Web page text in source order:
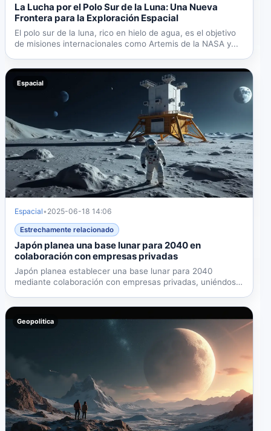
La Lucha por el Polo Sur de la Luna: Una Nueva
Frontera para la Exploración Espacial
El polo sur de la luna, rico en hielo de agua, es el objetivo
de misiones internacionales como Artemis de la NASA y...
Espacial
Espacial• 2025-06-18 14:06
Estrechamente relacionado
Japón planea una base lunar para 2040 en
colaboración con empresas privadas
Japón planea establecer una base lunar para 2040
mediante colaboración con empresas privadas, uniéndose
Geopolitica